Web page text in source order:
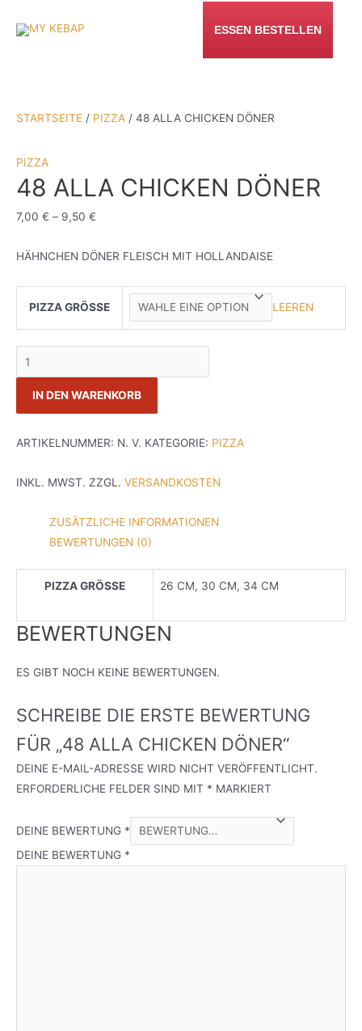
INHALT
ESSEN BESTELLEN
STARTSEITE / PIZZA / 48 ALLA CHICKEN DÖNER
PIZZA
48 ALLA CHICKEN DÖNER
7,00 € – 9,50 €
HÄHNCHEN DÖNER FLEISCH MIT HOLLANDAISE
PIZZA GRÖSSE LEEREN
48
ALLA
CHICKEN
DÖNER
MENGE
IN DEN WARENKORB
ARTIKELNUMMER: N. V. KATEGORIE: PIZZA
INKL. MWST. ZZGL. VERSANDKOSTEN
ZUSÄTZLICHE INFORMATIONEN
BEWERTUNGEN (0)
PIZZA GRÖSSE 26 CM, 30 CM, 34 CM
BEWERTUNGEN
ES GIBT NOCH KEINE BEWERTUNGEN.
SCHREIBE DIE ERSTE BEWERTUNG
FÜR „48 ALLA CHICKEN DÖNER“
DEINE E-MAIL-ADRESSE WIRD NICHT VERÖFFENTLICHT.
ERFORDERLICHE FELDER SIND MIT * MARKIERT
DEINE BEWERTUNG *
DEINE BEWERTUNG *